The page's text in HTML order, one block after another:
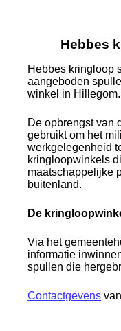
Hebbes
Hebbes kringloop
aangeboden
winkel in Hillegom.
De opbrengst van
gebruikt om het
werkgelegenheid
kringloopwinkels
maatschappelijke
buitenland.
De
Via het
informatie
spullen die
Contactgevens